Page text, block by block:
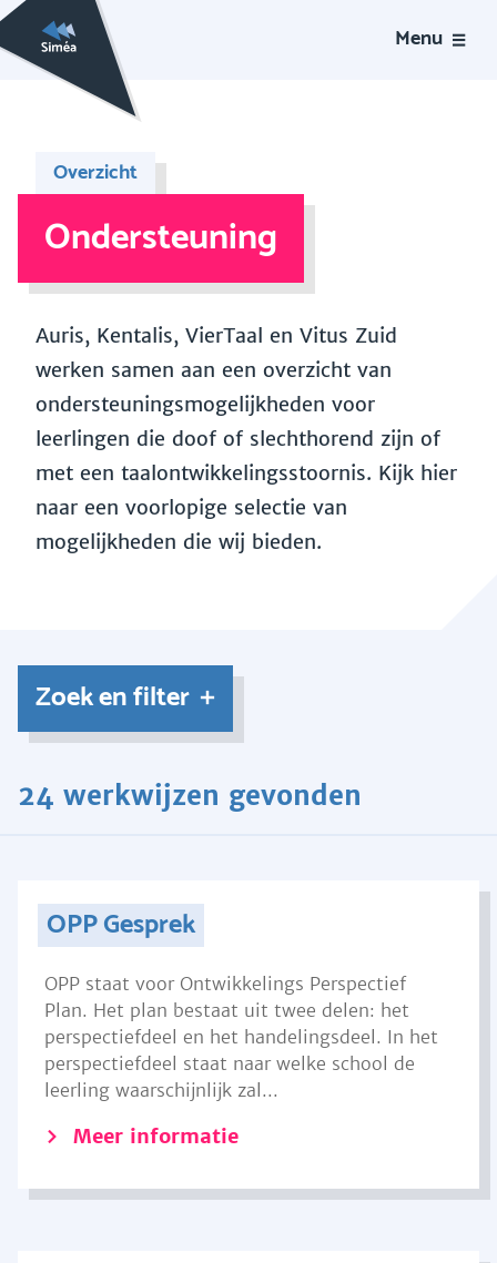
Menu
Overzicht
Ondersteuning
Auris, Kentalis, VierTaal en Vitus Zuid
werken samen aan een overzicht van
ondersteuningsmogelijkheden voor
leerlingen die doof of slechthorend zijn of
met een taalontwikkelingsstoornis. Kijk hier
naar een voorlopige selectie van
mogelijkheden die wij bieden.
Zoek en filter
24 werkwijzen gevonden
OPP Gesprek
OPP staat voor Ontwikkelings Perspectief
Plan. Het plan bestaat uit twee delen: het
perspectiefdeel en het handelingsdeel. In het
perspectiefdeel staat naar welke school de
leerling waarschijnlijk zal...
Meer informatie